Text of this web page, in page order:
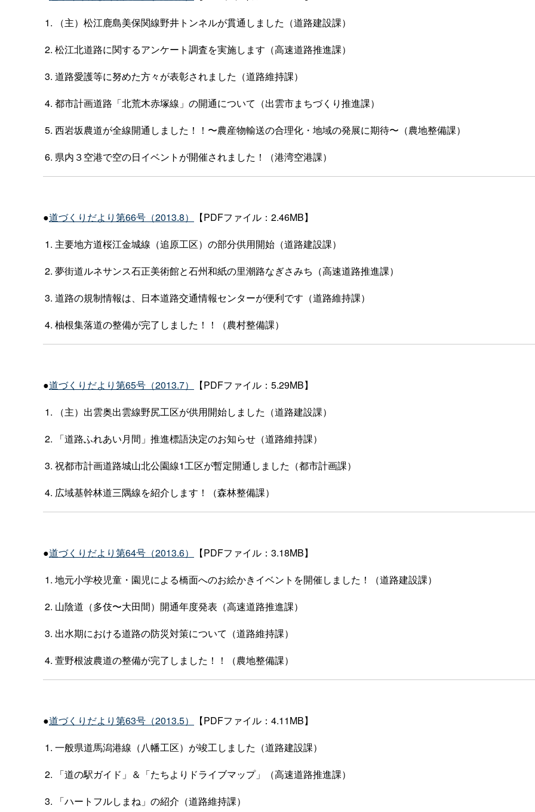
（主）松江鹿島美保関線野井トンネルが貫通しました（道路建設課）
松江北道路に関するアンケート調査を実施します（高速道路推進課）
道路愛護等に努めた方々が表彰されました（道路維持課）
都市計画道路「北荒木赤塚線」の開通について（出雲市まちづくり推進課）
西岩坂農道が全線開通しました！！〜農産物輸送の合理化・地域の発展に期待〜（農地整備課）
県内３空港で空の日イベントが開催されました！（港湾空港課）
●道づくりだより第66号（2013.8）
【PDFファイル：2.46MB】
主要地方道桜江金城線（追原工区）の部分供用開始（道路建設課）
夢街道ルネサンス石正美術館と石州和紙の里潮路なぎさみち（高速道路推進課）
道路の規制情報は、日本道路交通情報センターが便利です（道路維持課）
柚根集落道の整備が完了しました！！（農村整備課）
●道づくりだより第65号（2013.7）
【PDFファイル：5.29MB】
（主）出雲奥出雲線野尻工区が供用開始しました（道路建設課）
「道路ふれあい月間」推進標語決定のお知らせ（道路維持課）
祝都市計画道路城山北公園線1工区が暫定開通しました（都市計画課）
広域基幹林道三隅線を紹介します！（森林整備課）
●道づくりだより第64号（2013.6）
【PDFファイル：3.18MB】
地元小学校児童・園児による橋面へのお絵かきイベントを開催しました！（道路建設課）
山陰道（多伎〜大田間）開通年度発表（高速道路推進課）
出水期における道路の防災対策について（道路維持課）
萱野根波農道の整備が完了しました！！（農地整備課）
●道づくりだより第63号（2013.5）
【PDFファイル：4.11MB】
一般県道馬潟港線（八幡工区）が竣工しました（道路建設課）
「道の駅ガイド」＆「たちよりドライブマップ」（高速道路推進課）
「ハートフルしまね」の紹介（道路維持課）